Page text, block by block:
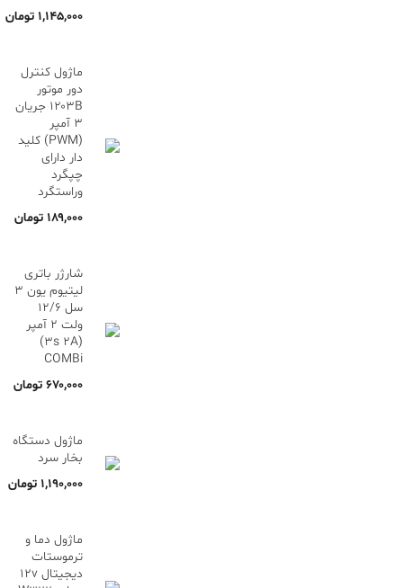
۱,۱۴۵,۰۰۰ تومان
ماژول کنترل
دور موتور
۱۲۰۳B جریان
۳ آمپر
(PWM) کلید
دار دارای
چپگرد
وراستگرد
۱۸۹,۰۰۰ تومان
شارژر باتری
لیتیوم یون 3
سل 12/6
ولت 2 آمپر
(3s 2A)
COMBi
۶۷۰,۰۰۰ تومان
ماژول دستگاه
بخار سرد
۱,۱۹۰,۰۰۰ تومان
ماژول دما و
ترموستات
دیجیتال 12v